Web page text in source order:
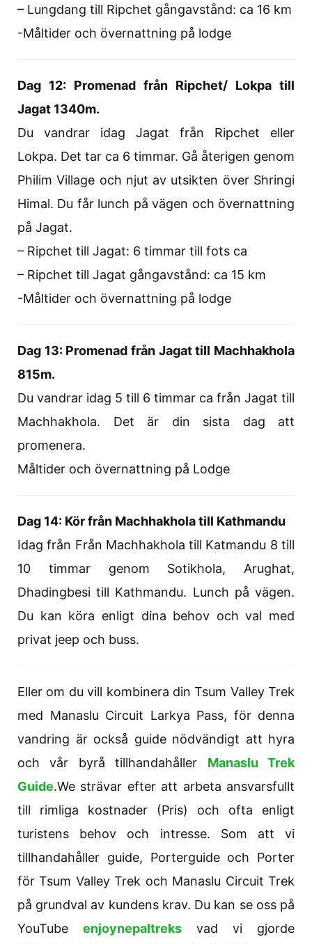
– Lungdang till Ripchet gångavstånd: ca 16 km
-Måltider och övernattning på lodge
Dag 12: Promenad från Ripchet/ Lokpa till
Jagat 1340m.
Du vandrar idag Jagat från Ripchet eller
Lokpa. Det tar ca 6 timmar. Gå återigen genom
Philim Village och njut av utsikten över Shringi
Himal. Du får lunch på vägen och övernattning
på Jagat.
– Ripchet till Jagat: 6 timmar till fots ca
– Ripchet till Jagat gångavstånd: ca 15 km
-Måltider och övernattning på lodge
Dag 13: Promenad från Jagat till Machhakhola
815m.
Du vandrar idag 5 till 6 timmar ca från Jagat till
Machhakhola. Det är din sista dag att
promenera.
Måltider och övernattning på Lodge
Dag 14: Kör från Machhakhola till Kathmandu
Idag från Från Machhakhola till Katmandu 8 till
10 timmar genom Sotikhola, Arughat,
Dhadingbesi till Kathmandu. Lunch på vägen.
Du kan köra enligt dina behov och val med
privat jeep och buss.
Eller om du vill kombinera din Tsum Valley Trek
med Manaslu Circuit Larkya Pass, för denna
vandring är också guide nödvändigt att hyra
och vår byrå tillhandahåller Manaslu Trek
Guide.We strävar efter att arbeta ansvarsfullt
till rimliga kostnader (Pris) och ofta enligt
turistens behov och intresse. Som att vi
tillhandahåller guide, Porterguide och Porter
för Tsum Valley Trek och Manaslu Circuit Trek
på grundval av kundens krav. Du kan se oss på
YouTube enjoynepaltreks vad vi gjorde